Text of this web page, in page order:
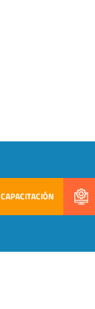
CAPACITACIÓN